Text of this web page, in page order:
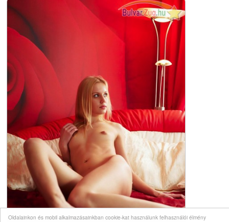
Oldalainkon és mobil alkalmazásainkban cookie-kat használunk felhasználói élmény